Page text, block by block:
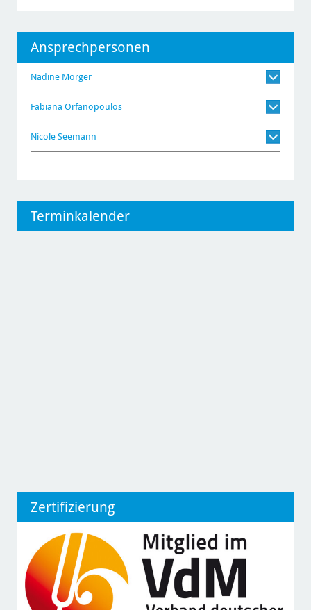
Ansprechpersonen
Nadine Mörger
Fabiana Orfanopoulos
Nicole Seemann
Terminkalender
Zertifizierung